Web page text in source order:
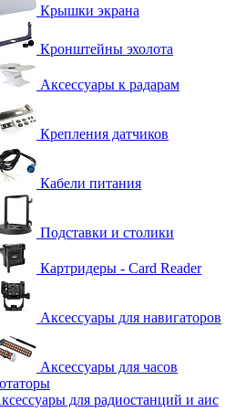
Крышки экрана
Кронштейны эхолота
Аксессуары к радарам
Крепления датчиков
Кабели питания
Подставки и столики
Картридеры - Card Reader
Аксессуары для навигаторов
Аксессуары для часов
для радиостанций и аис